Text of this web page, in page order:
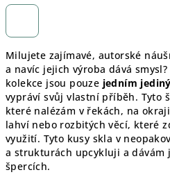
Milujete zajímavé, autorské
a navíc jejich výroba dává
kolekce jsou pouze jedním
vypráví svůj vlastní příběh. Tyto
které nalézám v řekách, na
lahví nebo rozbitých věcí, které
využití. Tyto kusy skla v
a strukturách upcykluji a dávám
špercích.